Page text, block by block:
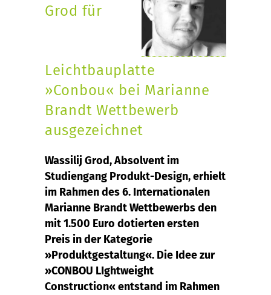
Grod für
Leichtbauplatte
»Conbou« bei Marianne
Brandt Wettbewerb
ausgezeichnet
Wassilij Grod, Absolvent im
Studiengang Produkt-Design, erhielt
im Rahmen des 6. Internationalen
Marianne Brandt Wettbewerbs den
mit 1.500 Euro dotierten ersten
Preis in der Kategorie
»Produktgestaltung«. Die Idee zur
»CONBOU LIghtweight
Construction« entstand im Rahmen